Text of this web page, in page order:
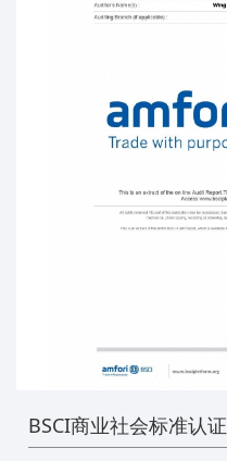
BSCI商业社会标准认证